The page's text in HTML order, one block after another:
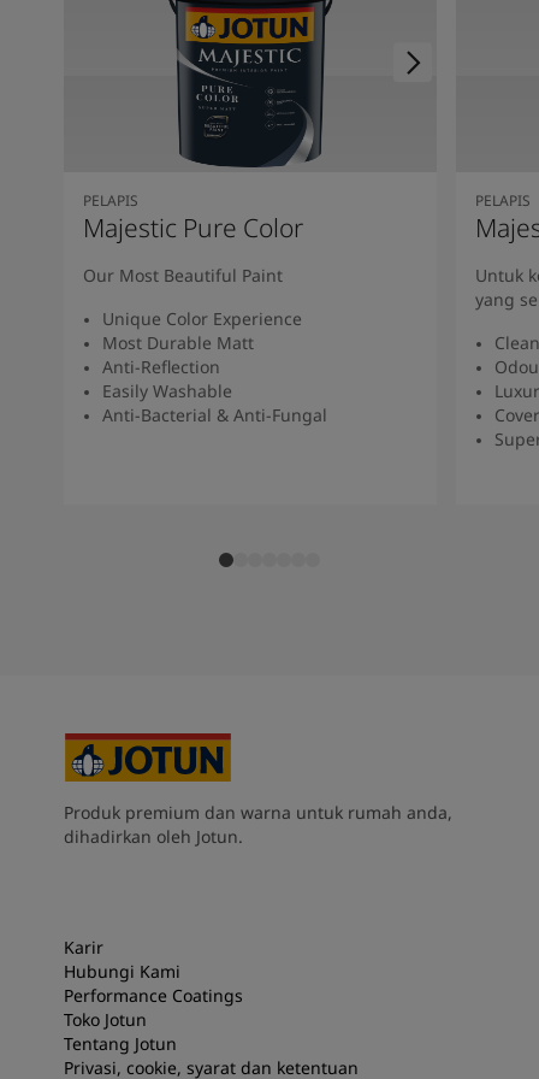
PELAPIS
Majestic Pure Color
Our Most Beautiful Paint
Unique Color Experience
Most Durable Matt
Anti-Reflection
Easily Washable
Anti-Bacterial & Anti-Fungal
PELAPIS
Untuk
yang
Produk premium dan warna untuk rumah anda,
dihadirkan oleh Jotun.
Karir
Hubungi Kami
Performance Coatings
Toko Jotun
Tentang Jotun
Privasi, cookie, syarat dan ketentuan